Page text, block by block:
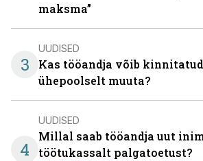
maksma”
3
UUDISED
Kas tööandja võib
ühepoolselt muuta?
4
UUDISED
Millal saab tööandja uut
töötukassalt palgatoetust?